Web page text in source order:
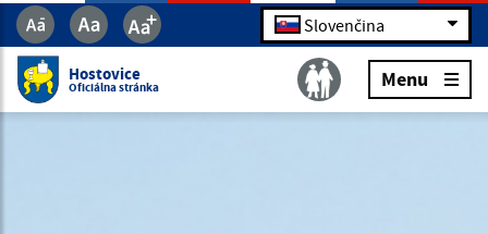
Slovenčina
Hostovice
Oficiálna stránka Menu